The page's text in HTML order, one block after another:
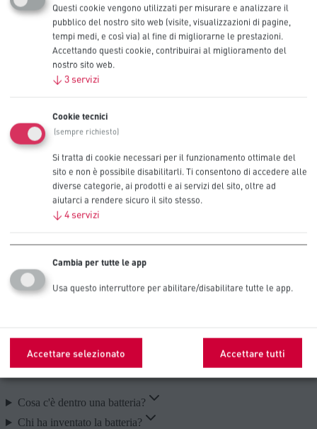
Posso usare contemporaneamente batterie vecchie e nuove?
Quando devo rimuovere le batterie dal dispositivo?
Come vanno posizionati i segni + e- quando si installano le
Cosa succede se utilizzo batterie alcaline Procell Constant nei
Cosa succede se utilizzo le batterie alcaline Procell Intense in
dispositivi a basso e medio consumo?
Composizione chimica delle batterie
Le batterie alcaline possono essere ricaricate?
Cos'è una batteria alcalina?
precedenti batterie Procell gialle?
In quali dispositivi devo usare le batterie alcaline Procell Intense?
Constant?
Come sono fatte le batterie
Cosa c'è dentro una batteria?
Chi ha inventato la batteria?
Questi cookie vengono utilizzati per misurare e analizzare il
pubblico del nostro sito web (visite, visualizzazioni di pagine,
tempi medi, e così via) al fine di migliorarne le prestazioni.
Accettando questi cookie, contribuirai al miglioramento del
nostro sito web.
↓ 3 servizi
Cookie tecnici
(sempre richiesto)
Si tratta di cookie necessari per il funzionamento ottimale del
sito e non è possibile disabilitarli. Ti consentono di accedere alle
diverse categorie, ai prodotti e ai servizi del sito, oltre ad
aiutarci a rendere sicuro il sito stesso.
↓ 4 servizi
Cambia per tutte le app
Usa questo interruttore per abilitare/disabilitare tutte le app.
Accettare selezionato Accettare tutti